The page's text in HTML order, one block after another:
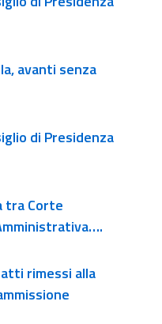
avanti senza
di Presidenza
tra Corte
atti rimessi alla